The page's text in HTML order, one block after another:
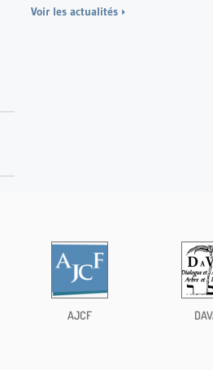
Voir les actualités
AJCF